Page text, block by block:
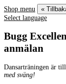
Shop menu «
Select language
Bugg
anmälan
Dansarträningen är
med sväng!